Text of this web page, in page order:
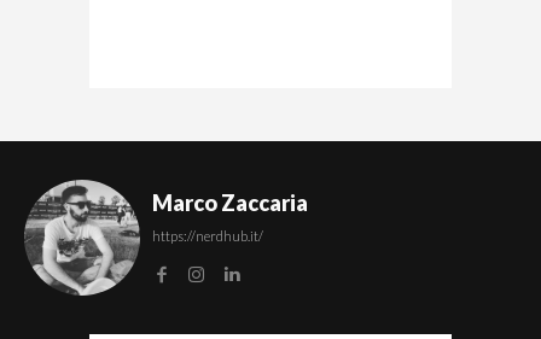
Marco Zaccaria
https://nerdhub.it/